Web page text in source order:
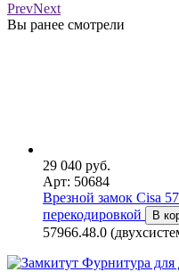
PrevNext
Вы ранее смотрели
29 040 руб.
Арт: 50684
Врезной замок Cisa
перекодировкой
В
57966.48.0
Фурнитура для